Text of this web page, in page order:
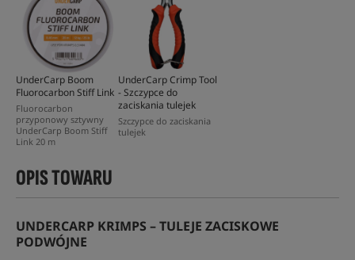
UnderCarp Boom
Fluorocarbon Stiff Link
Fluorocarbon
przyponowy sztywny
UnderCarp Boom Stiff
Link 20 m
UnderCarp Crimp Tool
- Szczypce do
zaciskania tulejek
Szczypce do zaciskania
tulejek
OPIS TOWARU
UNDERCARP KRIMPS – TULEJE ZACISKOWE
PODWÓJNE